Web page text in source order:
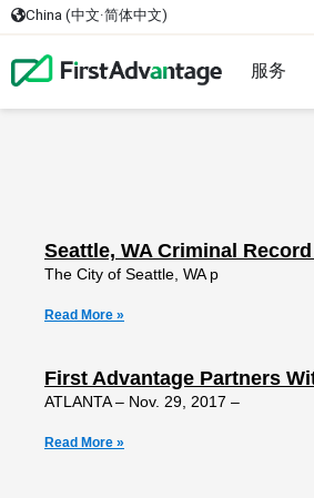
China (中文·简体中文)
服务
Seattle, WA Criminal
The City of Seattle, WA p
Read More »
First Advantage Partners
ATLANTA – Nov. 29, 2017 –
Read More »